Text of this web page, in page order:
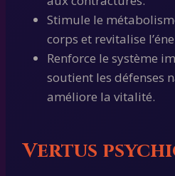
Stimule le
corps et revitalise
Renforce le système
soutient les défenses
améliore la vitalité.
Vertus